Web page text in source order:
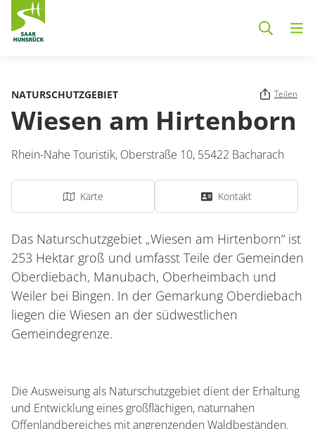
NATURSCHUTZGEBIET Teilen
Wiesen am Hirtenborn
Rhein-Nahe Touristik, Oberstraße 10, 55422 Bacharach
Karte Kontakt
Das Naturschutzgebiet „Wiesen am Hirtenborn“ ist
253 Hektar groß und umfasst Teile der Gemeinden
Oberdiebach, Manubach, Oberheimbach und
Weiler bei Bingen. In der Gemarkung Oberdiebach
liegen die Wiesen an der südwestlichen
Gemeindegrenze.
Die Ausweisung als Naturschutzgebiet dient der Erhaltung
und Entwicklung eines großflächigen, naturnahen
Offenlandbereiches mit angrenzenden Waldbeständen.